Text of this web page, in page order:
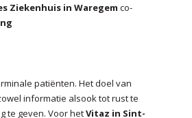
2013
Ziekenhuis in Waregem co-
patiënten. Het doel van
informatie alsook tot rust te
te geven. Voor hetVitaz in Sint-